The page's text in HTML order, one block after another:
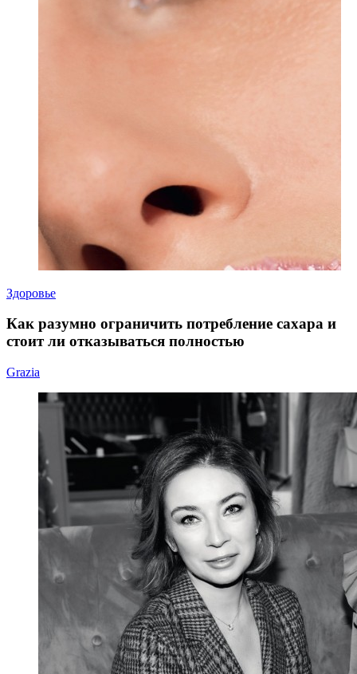
Здоровье
Как разумно ограничить потребление сахара и
стоит ли отказываться полностью
Grazia